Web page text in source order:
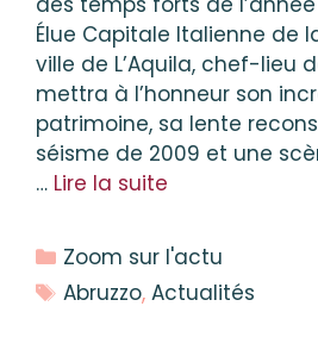
Élue Capitale Italienne de
ville de L’Aquila, chef-lieu
mettra à l’honneur son
patrimoine, sa lente
séisme de 2009 et une
… Lire la suite
Catégories
Zoom sur l'actu
Étiquettes
Abruzzo,Actualités